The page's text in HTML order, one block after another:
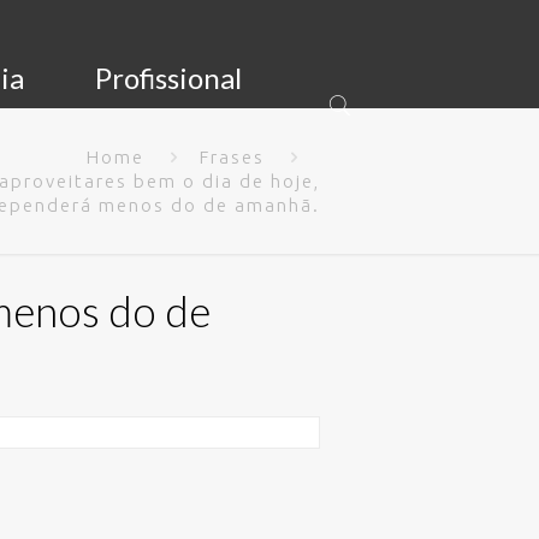
Profissional
Home
Frases
aproveitares bem o dia de hoje,
menos do de amanhã.
do de